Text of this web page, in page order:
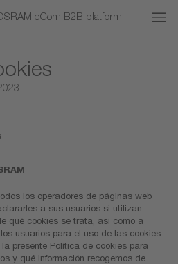
eCom B2B platform
los operadores de páginas web
a sus usuarios si utilizan
qué cookies se trata, así como a
usuarios para el uso de las cookies.
presente Política de cookies para
y qué información recogemos de